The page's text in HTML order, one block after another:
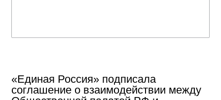
«Единая Россия» подписала
соглашение о взаимодействии между